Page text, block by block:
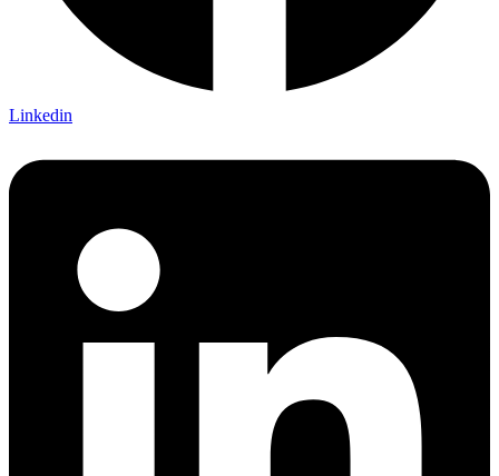
Linkedin